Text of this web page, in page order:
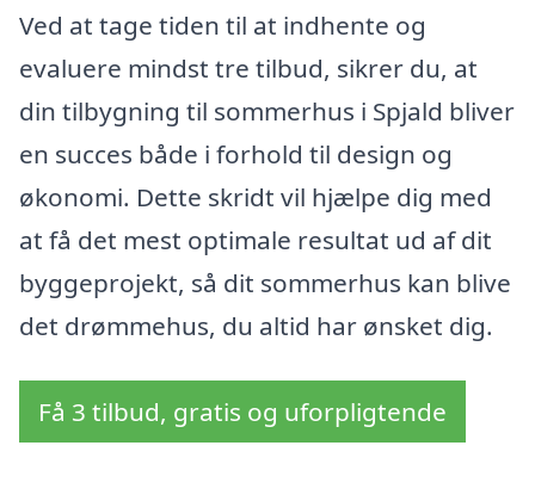
Ved at tage tiden til at indhente og
evaluere mindst tre tilbud, sikrer du, at
din tilbygning til sommerhus i Spjald bliver
en succes både i forhold til design og
økonomi. Dette skridt vil hjælpe dig med
at få det mest optimale resultat ud af dit
byggeprojekt, så dit sommerhus kan blive
det drømmehus, du altid har ønsket dig.
Få 3 tilbud, gratis og uforpligtende